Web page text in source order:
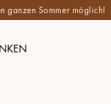
ganzen Sommer möglich!